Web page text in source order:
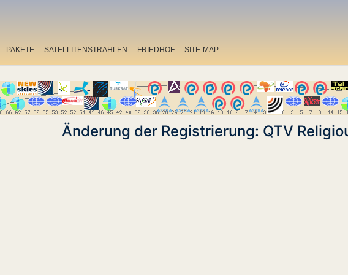
PAKETE SATELLITENSTRAHLEN FRIEDHOF SITE-MAP
Änderung der Registrierung: QTV